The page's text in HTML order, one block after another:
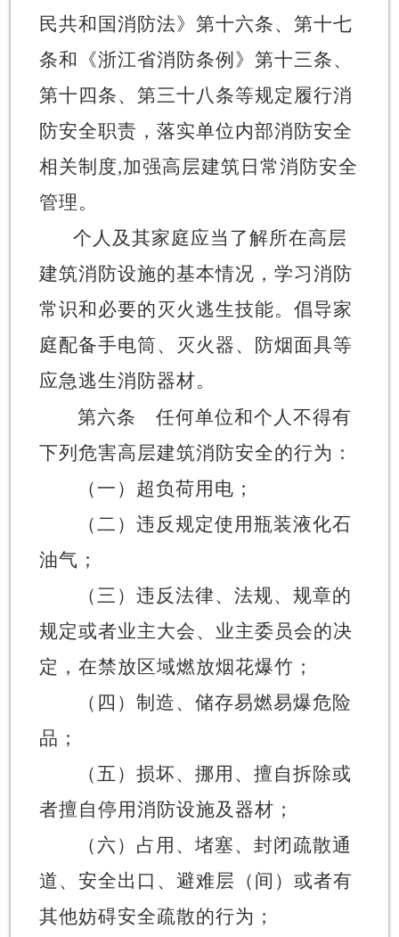
民共和国消防法》第十六条、第十七
条和《浙江省消防条例》第十三条、
第十四条、第三十八条等规定履行消
防安全职责，落实单位内部消防安全
相关制度,加强高层建筑日常消防安全
管理。
个人及其家庭应当了解所在高层
建筑消防设施的基本情况，学习消防
常识和必要的灭火逃生技能。 倡导家
庭配备手电筒、灭火器、防烟面具等
应急逃生消防器材。
第六条
任何单位和个人不得有
下列危害高层建筑消防安全的行为：
（一）超负荷用电；
（二）违反规定使用瓶装液化石
油气；
（三）违反法律、法规、规章的
规定或者业主大会、业主委员会的决
定，在禁放区域燃放烟花爆竹；
（四）制造、储存易燃易爆危险
品；
（五）损坏、挪用、擅自拆除或
者擅自停用消防设施及器材；
（六）占用、堵塞、封闭疏散通
道、安全出口、避难层（间）或者有
其他妨碍安全疏散的行为；